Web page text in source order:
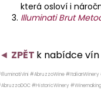
která osloví i
Illuminati Brut
◄ ZPĚT k nabídce vín
#AbruzzoWine
#HistoricWinery